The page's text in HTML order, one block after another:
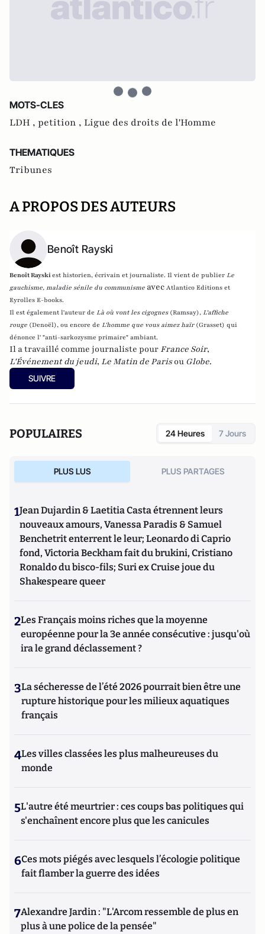
MOTS-CLES
LDH , petition , Ligue des droits de l'Homme
THEMATIQUES
Tribunes
A PROPOS DES AUTEURS
Benoît Rayski
Benoît Rayskiest historien, écrivain et journaliste. Il vient de publier Le
gauchisme, maladie sénile du communisme avec Atlantico Editions et
Eyrolles E-books.
Il est également l'auteur de Là où vont les cigognes (Ramsay), L'affiche
rouge (Denoël), ou encore de L'homme que vous aimez haïr (Grasset) qui
dénonce l' "anti-sarkozysme primaire" ambiant.
Il a travaillé comme journaliste pour France Soir,
L'Événement du jeudi, Le Matin de Parisou Globe.
SUIVRE
POPULAIRES 24 Heures 7 Jours
PLUS LUS PLUS PARTAGES
1Jean Dujardin & Laetitia Casta étrennent leurs
nouveaux amours, Vanessa Paradis & Samuel
Benchetrit enterrent le leur; Leonardo di Caprio
fond, Victoria Beckham fait du brukini, Cristiano
Ronaldo du bisco-fils; Suri ex Cruise joue du
Shakespeare queer
2Les Français moins riches que la moyenne
européenne pour la 3e année consécutive : jusqu'où
ira le grand déclassement ?
3La sécheresse de l’été 2026 pourrait bien être une
rupture historique pour les milieux aquatiques
français
4Les villes classées les plus malheureuses du
monde
5L'autre été meurtrier : ces coups bas politiques qui
s'enchaînent encore plus que les canicules
6Ces mots piégés avec lesquels l’écologie politique
fait flamber la guerre des idées
7Alexandre Jardin : "L'Arcom ressemble de plus en
plus à une police de la pensée"